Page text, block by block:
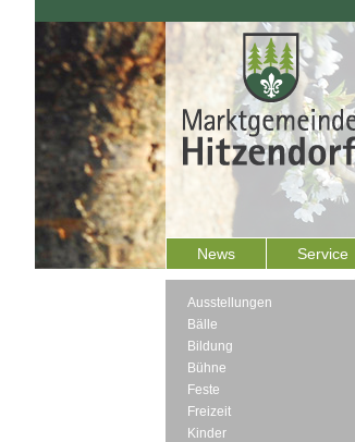
News Service
Ausstellungen
Bälle
Bildung
Bühne
Feste
Freizeit
Kinder